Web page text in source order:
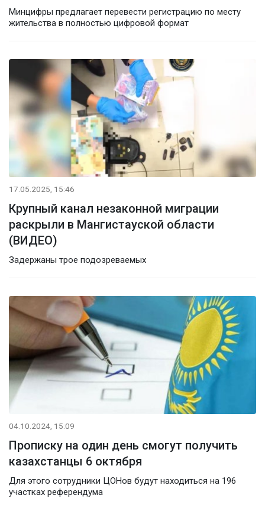
Минцифры предлагает перевести регистрацию по месту
жительства в полностью цифровой формат
17.05.2025, 15:46
Крупный канал незаконной миграции
раскрыли в Мангистауской области
(ВИДЕО)
Задержаны трое подозреваемых
04.10.2024, 15:09
Прописку на один день смогут получить
казахстанцы 6 октября
Для этого сотрудники ЦОНов будут находиться на 196
участках референдума